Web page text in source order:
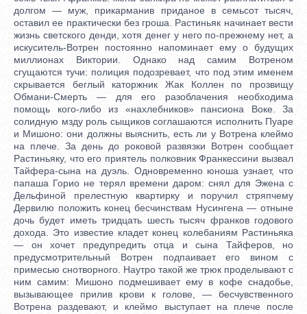
долгом — муж, прикарманив приданое в семьсот тысяч,
оставил ее практически без гроша. Растиньяк начинает вести
жизнь светского денди, хотя денег у него по-прежнему нет, а
искуситель-Вотрен постоянно напоминает ему о будущих
миллионах Виктории. Однако над самим Вотреном
сгущаются тучи: полиция подозревает, что под этим именем
скрывается беглый каторжник Жак Коллен по прозвищу
Обмани-Смерть — для его разоблачения необходима
помощь кого-либо из «нахлебников» пансиона Воке. За
солидную мзду роль сыщиков соглашаются исполнить Пуаре
и Мишоно: они должны выяснить, есть ли у Вотрена клеймо
на плече. За день до роковой развязки Вотрен сообщает
Растиньяку, что его приятель полковник Франкессини вызвал
Тайфера-сына на дуэль. Одновременно юноша узнает, что
папаша Горио не терял времени даром: снял для Эжена с
Дельфиной прелестную квартирку и поручил стряпчему
Дервилю положить конец бесчинствам Нусингена — отныне
дочь будет иметь тридцать шесть тысяч франков годового
дохода. Это известие кладет конец колебаниям Растиньяка
— он хочет предупредить отца и сына Тайферов, но
предусмотрительный Вотрен подпаивает его вином с
примесью снотворного. Наутро такой же трюк проделывают с
ним самим: Мишоно подмешивает ему в кофе снадобье,
вызывающее прилив крови к голове, — бесчувственного
Вотрена раздевают, и клеймо выступает на плече после